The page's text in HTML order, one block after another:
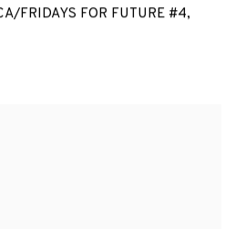
FRIDAYS FOR FUTURE #4,